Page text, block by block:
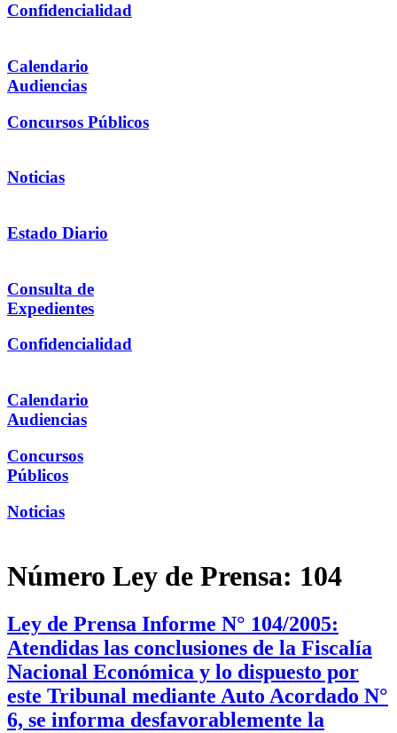
Confidencialidad
Calendario
Audiencias
Concursos Públicos
Noticias
Estado Diario
Consulta de
Expedientes
Confidencialidad
Calendario
Audiencias
Concursos
Públicos
Noticias
Número Ley de Prensa: 104
Ley de Prensa Informe N° 104/2005:
Atendidas las conclusiones de la Fiscalía
Nacional Económica y lo dispuesto por
este Tribunal mediante Auto Acordado N°
6, se informa desfavorablemente la